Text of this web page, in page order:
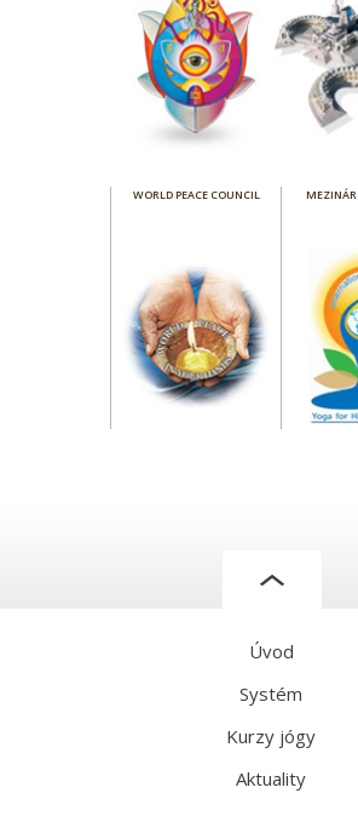
WORLD PEACE COUNCIL
Úvod
Systém
Kurzy jógy
Aktuality